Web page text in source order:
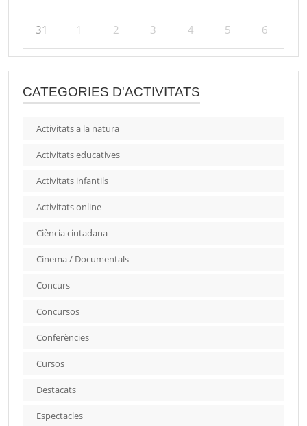
31 1 2 3 4 5 6
CATEGORIES D'ACTIVITATS
Activitats a la natura
Activitats educatives
Activitats infantils
Activitats online
Ciència ciutadana
Cinema / Documentals
Concurs
Concursos
Conferències
Cursos
Destacats
Espectacles